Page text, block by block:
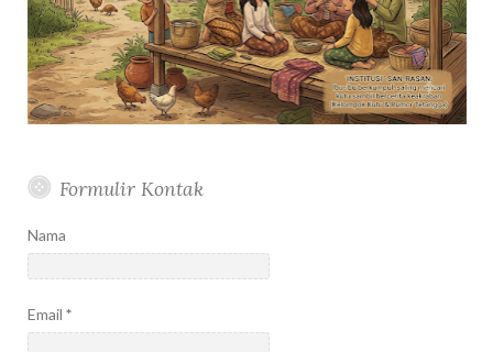
Formulir Kontak
Nama
Email *